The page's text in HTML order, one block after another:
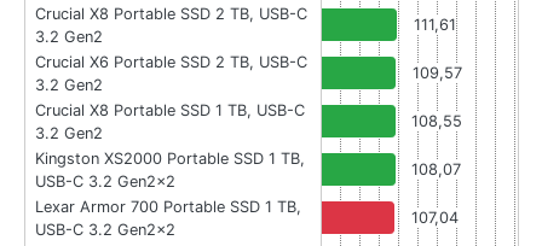
Crucial X8 Portable SSD 2 TB, USB-C
3.2 Gen2
111,61
Crucial X6 Portable SSD 2 TB, USB-C
3.2 Gen2
109,57
Crucial X8 Portable SSD 1 TB, USB-C
3.2 Gen2
108,55
Kingston XS2000 Portable SSD 1 TB,
USB-C 3.2 Gen2x2
108,07
Lexar Armor 700 Portable SSD 1 TB,
USB-C 3.2 Gen2x2
107,04